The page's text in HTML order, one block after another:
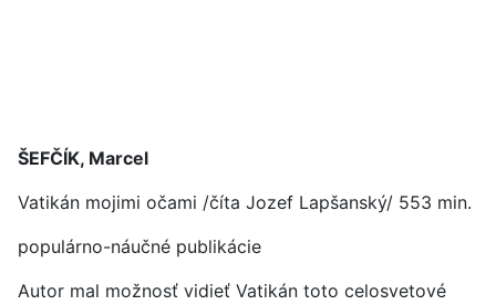
ŠEFČÍK, Marcel
Vatikán mojimi očami /číta Jozef Lapšanský/ 553 min.
populárno-náučné publikácie
Autor mal možnosť vidieť Vatikán toto celosvetové